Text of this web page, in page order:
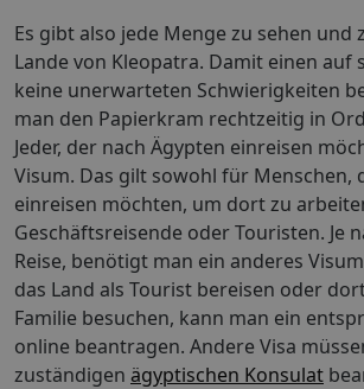
Es gibt also jede Menge zu sehen und
Lande von Kleopatra. Damit einen auf
keine unerwarteten Schwierigkeiten
man den Papierkram rechtzeitig in
Jeder, der nach Ägypten einreisen
Visum. Das gilt sowohl für Menschen,
einreisen möchten, um dort zu
Geschäftsreisende oder Touristen. Je
Reise, benötigt man ein anderes
das Land als Tourist bereisen oder
Familie besuchen, kann man ein
online beantragen. Andere Visa
zuständigen ägyptischen Konsulat